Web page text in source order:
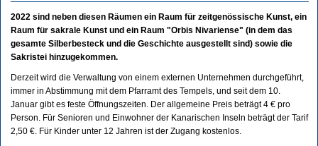
2022 sind neben diesen Räumen ein Raum für zeitgenössische Kunst, ein
Raum für sakrale Kunst und ein Raum "Orbis Nivariense" (in dem das
gesamte Silberbesteck und die Geschichte ausgestellt sind) sowie die
Sakristei hinzugekommen.
Derzeit wird die Verwaltung von einem externen Unternehmen durchgeführt,
immer in Abstimmung mit dem Pfarramt des Tempels, und seit dem 10.
Januar gibt es feste Öffnungszeiten. Der allgemeine Preis beträgt 4 € pro
Person. Für Senioren und Einwohner der Kanarischen Inseln beträgt der Tarif
2,50 €. Für Kinder unter 12 Jahren ist der Zugang kostenlos.